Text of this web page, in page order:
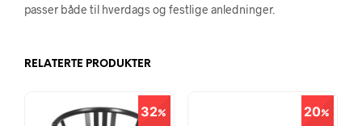
passer både til hverdags og festlige anledninger.
RELATERTE PRODUKTER
32 20